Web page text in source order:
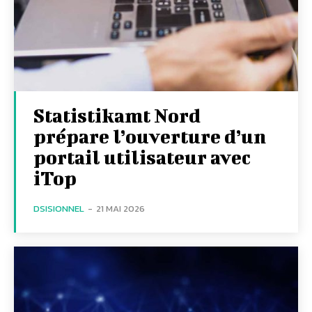
Statistikamt Nord
prépare l’ouverture d’un
portail utilisateur avec
iTop
DSISIONNEL - 21 MAI 2026